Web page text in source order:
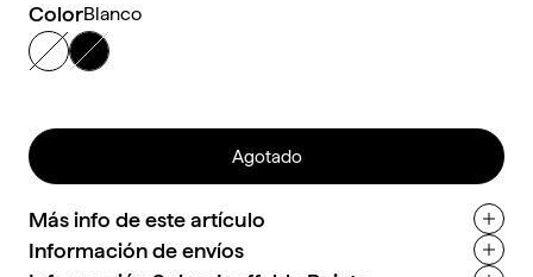
ColorBlanco
BlancoNegro
Agotado
Más info de este artículo
Información de envíos